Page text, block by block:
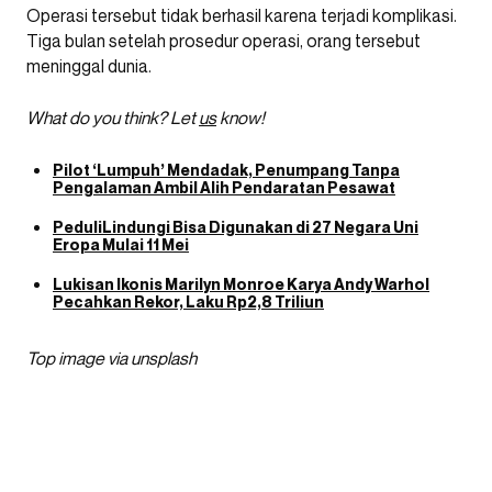
Operasi tersebut tidak berhasil karena terjadi komplikasi.
Tiga bulan setelah prosedur operasi, orang tersebut
meninggal dunia.
What do you think? Letusknow!
Pilot ‘Lumpuh’ Mendadak, Penumpang Tanpa
Pengalaman Ambil Alih Pendaratan Pesawat
PeduliLindungi Bisa Digunakan di 27 Negara Uni
Eropa Mulai 11 Mei
Lukisan Ikonis Marilyn Monroe Karya Andy Warhol
Pecahkan Rekor, Laku Rp2,8 Triliun
Top image via unsplash